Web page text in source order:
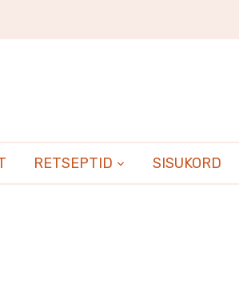
RETSEPTID SISUKORD